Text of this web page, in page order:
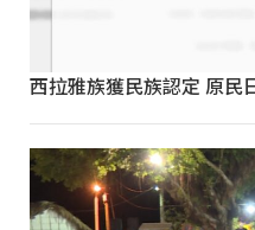
西拉雅族獲民族認定 原民